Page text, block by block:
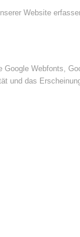
Website
Webfonts,
und das